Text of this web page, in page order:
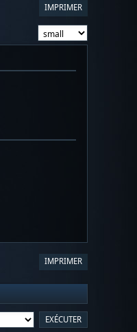
IMPRIMER
IMPRIMER